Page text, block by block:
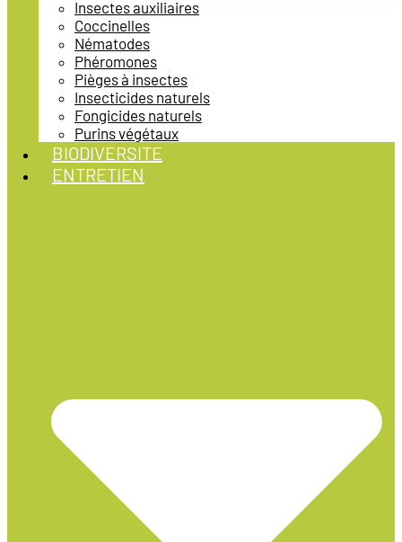
Insectes auxiliaires
Coccinelles
Nématodes
Phéromones
Pièges à insectes
Insecticides naturels
Fongicides naturels
Purins végétaux
BIODIVERSITE
ENTRETIEN